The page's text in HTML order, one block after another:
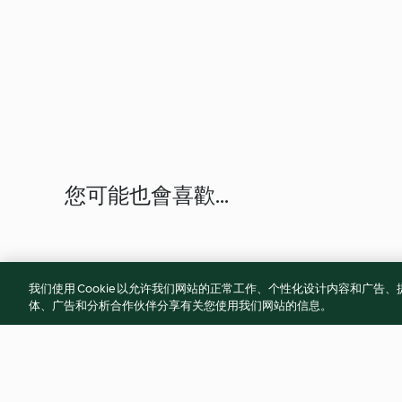
您可能也會喜歡...
我们使用 Cookie 以允许我们网站的正常工作、个性化设计内容和广告
体、广告和分析合作伙伴分享有关您使用我们网站的信息。